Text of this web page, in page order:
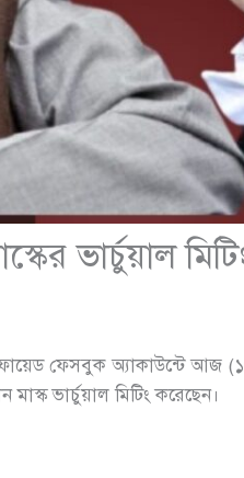
ভার্চুয়াল
ফেসবুক অ্যাকাউন্টে আজ
ভার্চুয়াল মিটিং করেছেন।